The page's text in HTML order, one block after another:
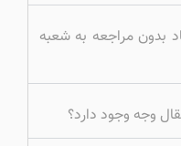
بدون مراجعه به شعبه
وجه وجود دارد؟